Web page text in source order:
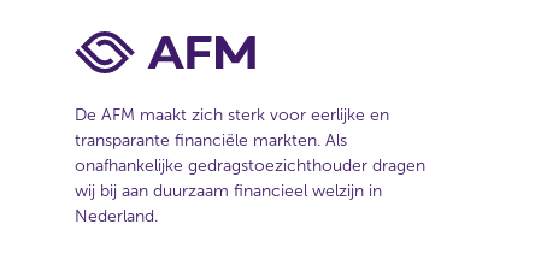
a
r
t
De AFM maakt zich sterk voor eerlijke en
transparante financiële markten. Als
onafhankelijke gedragstoezichthouder dragen
wij bij aan duurzaam financieel welzijn in
Nederland.